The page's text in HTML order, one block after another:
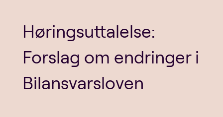
Høringsuttalelse:
Forslag om endringer i
Bilansvarsloven